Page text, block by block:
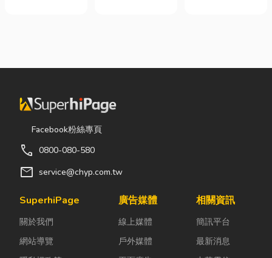
責任（S）與
（G）三個維
度營運成果的
正式文件。它
「健康體檢
表」與「永續
多中小企業主
又不是上市櫃
公司，為...
候？」、「七
麼？」。相較
色彩與儀式
著生活節奏加
因工作繁忙而
忘記節日，或
是苦惱於「七
網」其實都是
關係到安全、
質。一條好的
繩索，必須具
備高強...
Facebook粉絲專頁
call 0800-080-580
mail service@chyp.com.tw
SuperhiPage
關於我們
網站導覽
廣告媒體
線上媒體
戶外媒體
相關資訊
簡訊平台
最新消息